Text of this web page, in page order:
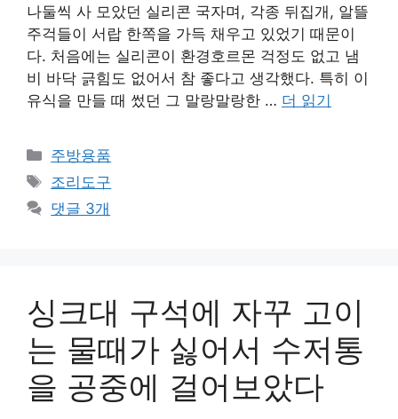
나둘씩 사 모았던 실리콘 국자며, 각종 뒤집개, 알뜰
주걱들이 서랍 한쪽을 가득 채우고 있었기 때문이
다. 처음에는 실리콘이 환경호르몬 걱정도 없고 냄
비 바닥 긁힘도 없어서 참 좋다고 생각했다. 특히 이
유식을 만들 때 썼던 그 말랑말랑한 … 더 읽기
카
테
리
주방용품
태
그
조리도구
댓글 3개
싱크대 구석에 자꾸 고이
는 물때가 싫어서 수저통
을 공중에 걸어보았다